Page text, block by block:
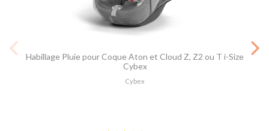
Habillage Pluie pour Coque Aton et Cloud Z, Z2 ou T i-Size
Cybex
Cybex